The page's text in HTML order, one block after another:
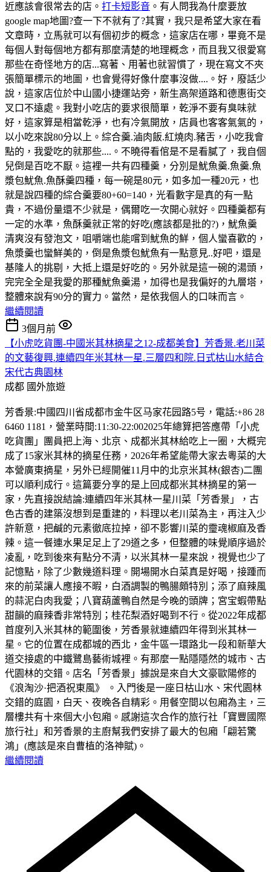
近應該會很常去的店。 打卡短影音 。有人問我為什麼要放
google map地圖?查一下不就有了?其實，我只是希望大家在看
文章時，立馬就可以有個初步的概念，這家店在哪，畢竟不是
每個人對每個地方都有那麼清楚的地理概念，而且我又很愛寫
那些在奇怪地方的店...寫著、用著也就習慣了，現在寫文不夾
張簡單標示的地圖，也會覺得好像什麼事沒做....。好，廢話少
說，這家店位於中山國小捷運站旁，新生高架道路和德惠街交
叉口不遠處。我對小吃店的要求很簡單，乾淨不要有臭味就
好，這家算是相當乾淨，也有冷氣開放，店員也客客氣氣的，
以小吃來說80分以上。綜合羹.滷肉飯.紅燒肉.豬舌，小吃我會
點的，我愛吃的就那些....。不曉得看倌是不是看膩了，我自個
兒倒是百吃不厭。這裡一共有四種羹，分別是魷魚羹.魚羹.魚
漿包魷魚.魚酥羹四種，每一碗是80元，如多加一種20元，也
就是說四種的綜合羹要80+60=140，光看數字是真的有一點
貴，不過份量還不少就是，偶爾吃一次開心就好。四種羹都有
一定的水準，魚酥羹就正常的好吃(應該都是批的?)，魷魚羹
清爽沒有發泡文，咀嚼端也能嚐到魷魚的鮮，個人蠻喜歡的，
魚漿羹也蠻鮮美的，倒是魚漿包魷魚有一點意見..好吧，還是
基隆人的挑剔，大抵上還是好吃的。另外就是這一碗的湯頭，
完完全全是我愛的那種魷魚羹湯，加得也是我偏好的九層塔，
整體來說有90分的實力。當然，是依我個人的口味而言。
繼續閱讀
3個月前
【小虎吃貨團-中國米其林摘星之12-成都美食】芳香景.老川菜
的文藝復興.連續四年米其林一星.三層四和院.日式枯山水結合
宋代古典園林
成都 國外旅遊
芳香景:中國四川省成都市金牛区马家花园路5号，電話:+86 28
6460 1181，營業時間:11:30-22:002025年總算把答應帶「小虎
吃貨團」團員把上海、北京、成都米其林給吃上一圈，大概完
成了15家米其林的摘星任務，2026年希望能帶大家去粵菜的大
本營廣東摘星，另外已經開催11月中的北京米其林(銀杏)二團
可以順利成行。這篇要分享的是上回成都米其林摘星的第一
家，先直接說結論:連續四年米其林一星川菜「芳香景」，古
色古香的建築沒想到是重建的，料理以老川菜為主，再注入少
許新意，把鹹的元素徹底拉掉，卻不影響川菜的𩆜魂椒麻及香
辣。這一餐連水果足足上了29道之多，但整體的味覺順序過於
凌亂，吃到後來有點分不清，以米其林一星來說，視覺也少了
記憶點，除了少數幾道料理。開場開水白菜真是好喝，接踵而
來的前菜讓人應接不暇，白酒調製的鴨腸頗特別；添了麻辣風
的蒜泥白肉我愛；八寶葫蘆鴨自然是今晚的頭牌；宮宝蝦帶點
甜韻的麻辣香非常特別；桂花梨酒好喝到不行。從2022年成都
首度列入米其林的範圍後，芳香景就連續四年得到米其林一
星。它的位置在成都城的西北，金牛區一環路北一段和新華大
道交接處的中鐵鷺島藝術城裡。有那麼一點隱隱然的城市、古
代園林的交錯。店名「芳香景」據說是來自大文豪歐陽修的
《浪淘沙·把酒祝東風》 。入門後是一座日枯山水、宋代園林
交錯的庭園，白天、夜晚各自精彩。用餐空間以包廂為主，三
層樓共有十來個大小包廂。感謝這次合作的旅行社「寶豐國際
旅行社」和芳香景的主廚幫我們安排了最大的包廂「翩若驚
鴻」(應該是來自曹植的洛神賦)。
繼續閱讀